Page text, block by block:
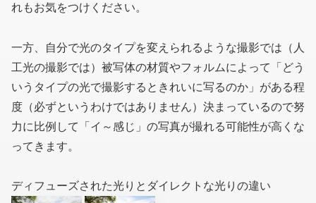
れもお気をつけください。
一方、自分で光のタイプを変えられるような撮影では （人
工光の撮影では） 被写体の材質やフォルムによって「どう
いうタイプの光で撮影するときれいに写るのか」がある程
度 （必ずというわけではありません） 決まっているので努
力に比例して「イ～感じ」の写真が撮れる可能性が高くな
ってきます。
ディフューズされた光りとダイレクトな光りの違い